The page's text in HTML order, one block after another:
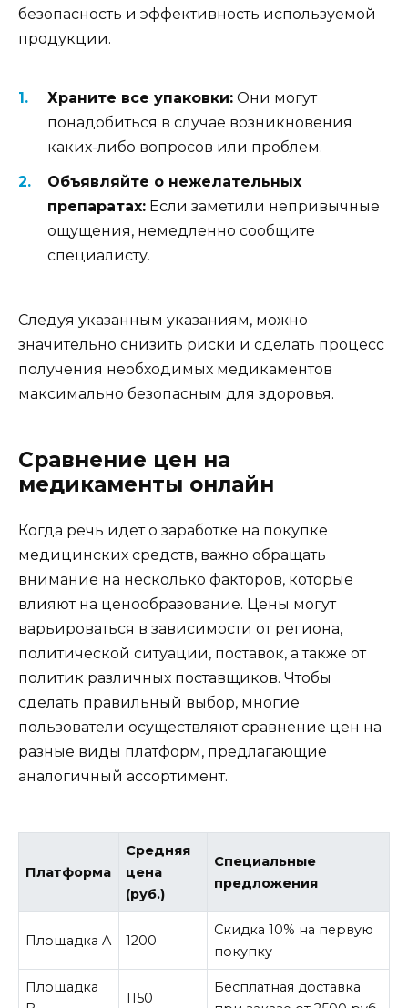
безопасность и эффективность используемой
продукции.
Храните все упаковки: Они могут
понадобиться в случае возникновения
каких-либо вопросов или проблем.
Объявляйте о нежелательных
препаратах: Если заметили непривычные
ощущения, немедленно сообщите
специалисту.
Следуя указанным указаниям, можно
значительно снизить риски и сделать процесс
получения необходимых медикаментов
максимально безопасным для здоровья.
Сравнение цен на
медикаменты онлайн
Когда речь идет о заработке на покупке
медицинских средств, важно обращать
внимание на несколько факторов, которые
влияют на ценообразование. Цены могут
варьироваться в зависимости от региона,
политической ситуации, поставок, а также от
политик различных поставщиков. Чтобы
сделать правильный выбор, многие
пользователи осуществляют сравнение цен на
разные виды платформ, предлагающие
аналогичный ассортимент.
Платформа
Средняя
цена
(руб.)
Специальные
предложения
Площадка A 1200
Скидка 10% на первую
покупку
Площадка
1150
Бесплатная доставка